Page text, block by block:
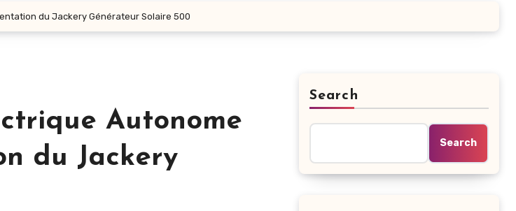
du Jackery Générateur Solaire 500
Autonome
du Jackery
Search
Search